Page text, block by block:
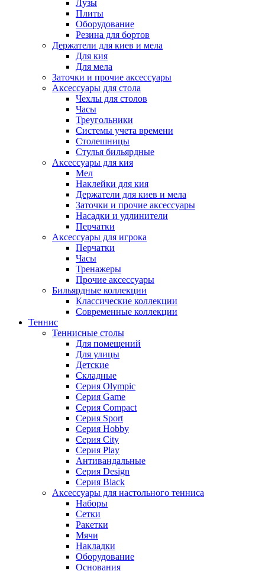
Лузы
Плиты
Оборудование
Резина для бортов
Держатели для киев и мела
Для кия
Для мела
Заточки и прочие аксессуары
Аксессуары для стола
Чехлы для столов
Часы
Треугольники
Системы учета времени
Столешницы
Стулья бильярдные
Аксессуары для кия
Мел
Наклейки для кия
Держатели для киев и мела
Заточки и прочие аксессуары
Насадки и удлинители
Перчатки
Аксессуары для игрока
Перчатки
Часы
Тренажеры
Прочие аксессуары
Бильярдные коллекции
Классические коллекции
Современные коллекции
Теннис
Теннисные столы
Для помещений
Для улицы
Детские
Складные
Серия Olympic
Серия Game
Серия Compact
Серия Sport
Серия Hobby
Серия City
Серия Play
Антивандальные
Серия Design
Серия Black
Аксессуары для настольного тенниса
Наборы
Сетки
Ракетки
Мячи
Накладки
Оборудование
Основания